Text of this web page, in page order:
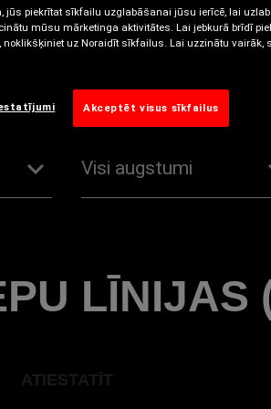
bezceļu apstākļos
LĪNIJAS
ATIESTATĪT